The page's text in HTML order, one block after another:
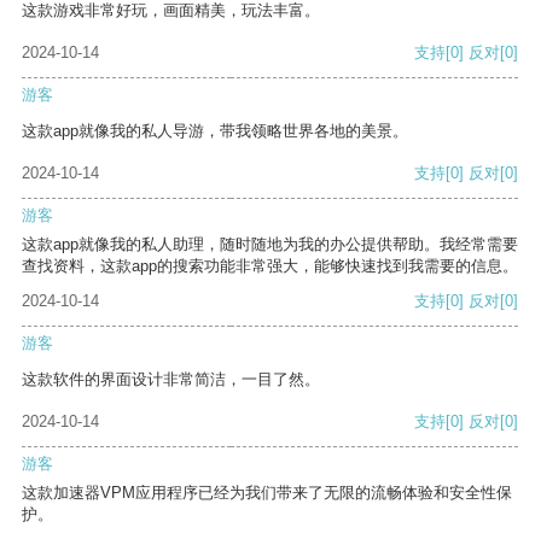
这款游戏非常好玩，画面精美，玩法丰富。
2024-10-14 支持[0] 反对[0]
游客
这款app就像我的私人导游，带我领略世界各地的美景。
2024-10-14 支持[0] 反对[0]
游客
这款app就像我的私人助理，随时随地为我的办公提供帮助。我经常需要
查找资料，这款app的搜索功能非常强大，能够快速找到我需要的信息。
2024-10-14
支持[0] 反对[0]
游客
这款软件的界面设计非常简洁，一目了然。
2024-10-14 支持[0] 反对[0]
游客
这款加速器VPM应用程序已经为我们带来了无限的流畅体验和安全性保
护。